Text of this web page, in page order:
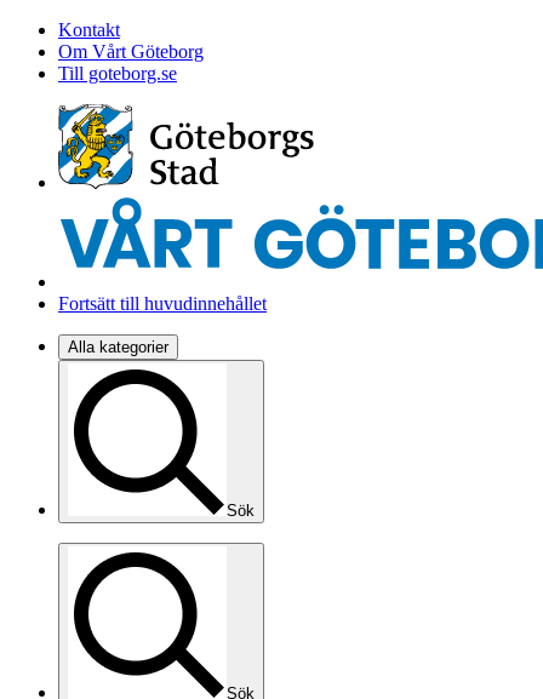
Kontakt
Om Vårt Göteborg
Till goteborg.se
Fortsätt till huvudinnehållet
Alla kategorier
Sök
Sök